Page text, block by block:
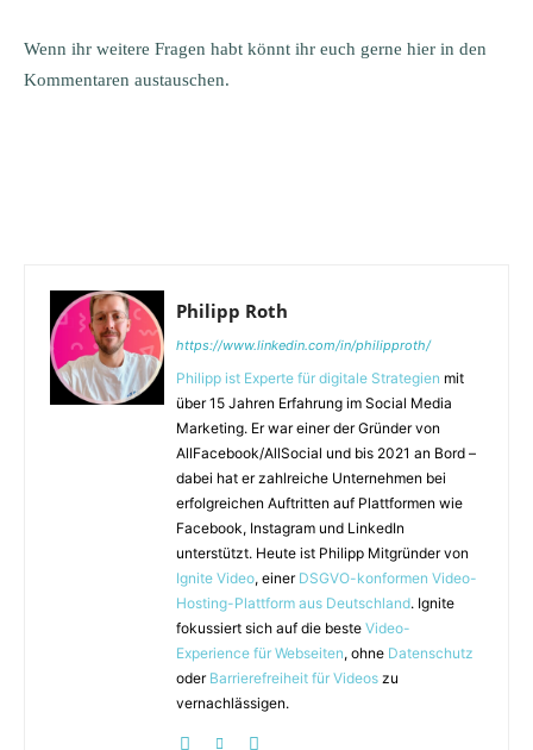
Wenn ihr weitere Fragen habt könnt ihr euch gerne hier in den
Kommentaren austauschen.
Philipp Roth
https://www.linkedin.com/in/philipproth/
Philipp ist Experte für digitale Strategien mit
über 15 Jahren Erfahrung im Social Media
Marketing. Er war einer der Gründer von
AllFacebook/AllSocial und bis 2021 an Bord –
dabei hat er zahlreiche Unternehmen bei
erfolgreichen Auftritten auf Plattformen wie
Facebook, Instagram und LinkedIn
unterstützt. Heute ist Philipp Mitgründer von
Ignite Video, einer DSGVO-konformen Video-
Hosting-Plattform aus Deutschland. Ignite
fokussiert sich auf die beste Video-
Experience für Webseiten, ohne Datenschutz
oder Barrierefreiheit für Videos zu
vernachlässigen.